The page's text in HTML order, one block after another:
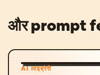
और prompt
AI लाइब्रेरी